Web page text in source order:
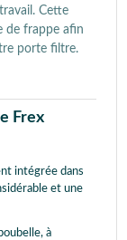
Cette
de frappe afin
porte filtre.
Frex
intégrée dans
et une
à